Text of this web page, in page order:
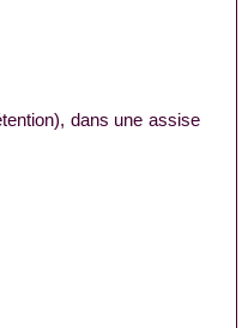
dans une assise